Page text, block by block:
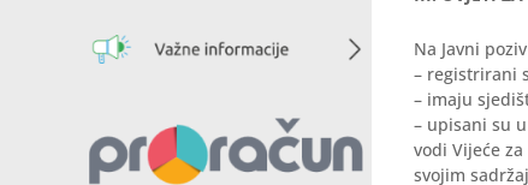
Na Javni
– registrirani
– imaju
– upisani su
vodi Vijeće
svojim